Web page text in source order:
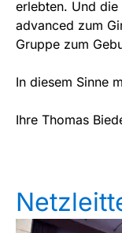
erlebten. Und
advanced zum
Gruppe zum
In diesem Sinne
Ihre Thomas